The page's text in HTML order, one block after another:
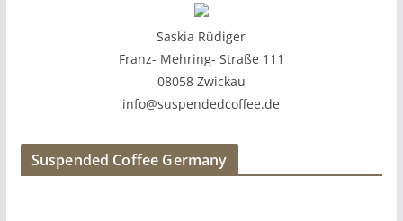
Saskia Rüdiger
Franz- Mehring- Straße 111
08058 Zwickau
info@suspendedcoffee.de
Suspended Coffee Germany